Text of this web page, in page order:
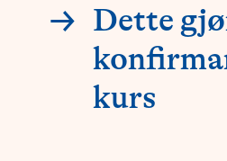
→ Dette
kurs